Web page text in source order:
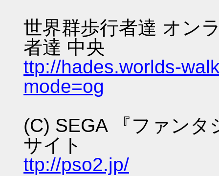
世界群歩行者達 オン
者達 中央
ttp://hades.worlds-
mode=og
(C) SEGA 『ファン
サイト
ttp://pso2.jp/